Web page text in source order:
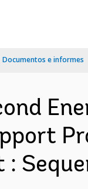
Documentos e informes